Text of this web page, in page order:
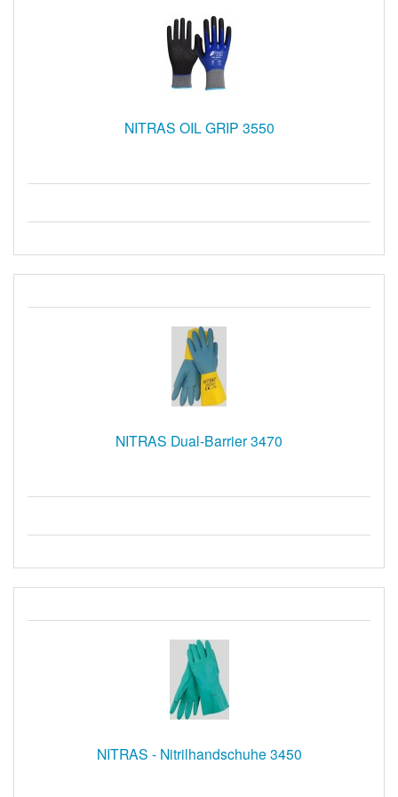
NITRAS OIL GRIP 3550
NITRAS Dual-Barrier 3470
NITRAS - Nitrilhandschuhe 3450